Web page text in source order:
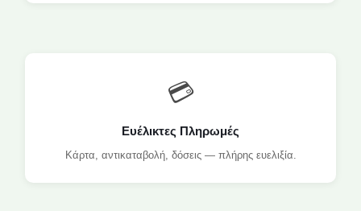
💳
Ευέλικτες Πληρωμές
Κάρτα, αντικαταβολή, δόσεις — πλήρης ευελιξία.